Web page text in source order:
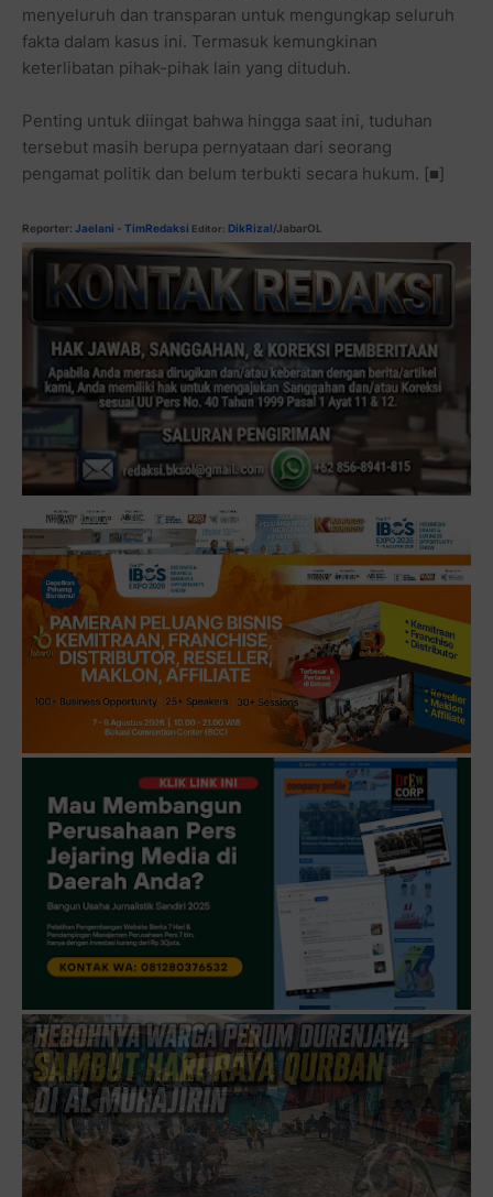
menyeluruh dan transparan untuk mengungkap seluruh
fakta dalam kasus ini. Termasuk kemungkinan
keterlibatan pihak-pihak lain yang dituduh.
Penting untuk diingat bahwa hingga saat ini, tuduhan
tersebut masih berupa pernyataan dari seorang
pengamat politik dan belum terbukti secara hukum. [■]
Reporter: Jaelani - TimRedaksi Editor: DikRizal/JabarOL